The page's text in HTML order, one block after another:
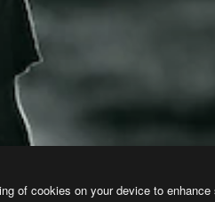
of cookies on your device to enhance